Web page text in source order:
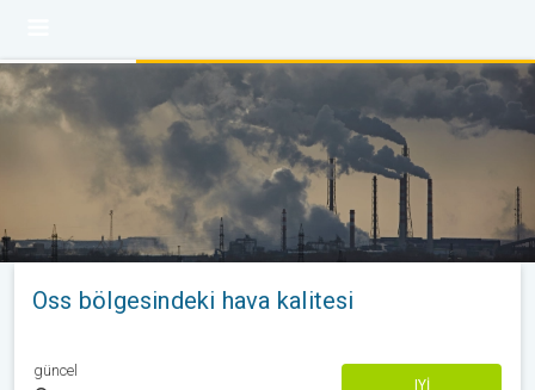
Oss bölgesindeki hava kalitesi
güncel
IYI